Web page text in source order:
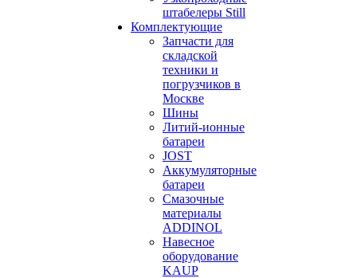
штабелеры Still
Комплектующие
Запчасти для
складской
техники и
погрузчиков в
Москве
Шины
Литий-ионные
батареи
JOST
Аккумуляторные
батареи
Смазочные
материалы
ADDINOL
Навесное
оборудование
KAUP